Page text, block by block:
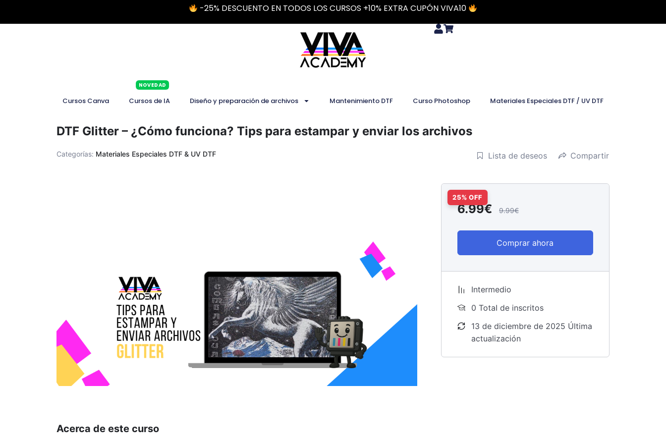
-25% DESCUENTO EN TODOS LOS CURSOS +10% EXTRA CUPÓN VIVA10
Cursos Canva Cursos de IA
NOVEDAD
Diseño y preparación de archivos Mantenimiento DTF Curso Photoshop Materiales Especiales DTF / UV DTF
DTF Glitter – ¿Cómo funciona? Tips para estampar y enviar los archivos
Categorías: Materiales Especiales DTF & UV DTF Lista de deseos Compartir
Acerca de este curso
6.99€ 9.99€
Comprar ahora
Intermedio
0 TotaI de inscritos
13 de diciembre de 2025 Última
actualización